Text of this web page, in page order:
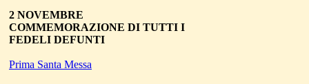
2 NOVEMBRE
COMMEMORAZIONE DI TUTTI I
FEDELI DEFUNTI
Prima Santa Messa